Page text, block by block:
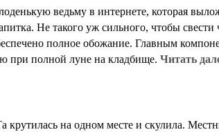
ведьму в интернете, которая
Не такого уж сильного, чтобы свести
полное обожание. Главным
при полной луне на кладбище. Читать
крутилась на одном месте и скулила.